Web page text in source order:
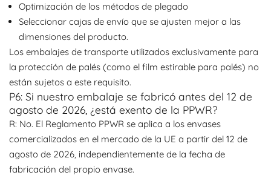
Optimización de los métodos de plegado
Seleccionar cajas de envío que se ajusten mejor a las
dimensiones del producto.
Los embalajes de transporte utilizados exclusivamente para
la protección de palés (como el film estirable para palés) no
están sujetos a este requisito.
P6: Si nuestro embalaje se fabricó antes del 12 de
agosto de 2026, ¿está exento de la PPWR?
R: No. El Reglamento PPWR se aplica a los envases
comercializados en el mercado de la UE a partir del 12 de
agosto de 2026, independientemente de la fecha de
fabricación del propio envase.